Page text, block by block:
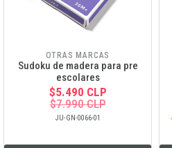
OTRAS MARCAS
Sudoku de madera para pre
escolares
$5.490 CLP
$7.990 CLP
JU-GN-0066-01